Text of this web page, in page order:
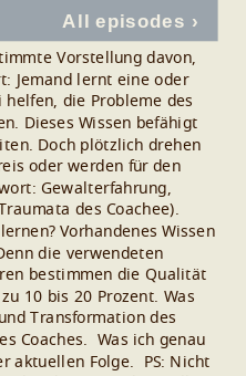
Vorstellung davon,
Jemand lernt eine oder
die Probleme des
Dieses Wissen befähigt
Doch plötzlich drehen
oder werden für den
Gewalterfahrung,
des Coachee).
Vorhandenes Wissen
die verwendeten
bestimmen die Qualität
10 bis 20 Prozent. Was
Transformation des
Coaches.
Was ich genau
aktuellen Folge.
PS: Nicht